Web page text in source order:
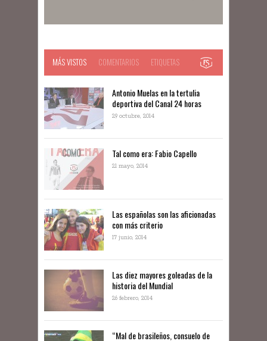
MÁS VISTOS COMENTARIOS ETIQUETAS
Antonio Muelas en la tertulia
deportiva del Canal 24 horas
29 octubre, 2014
Tal como era: Fabio Capello
21 mayo, 2014
Las españolas son las aficionadas
con más criterio
17 junio, 2014
Las diez mayores goleadas de la
historia del Mundial
26 febrero, 2014
“Mal de brasileños, consuelo de